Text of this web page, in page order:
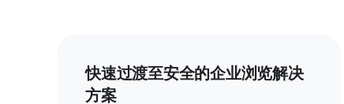
快速过渡至安全的企业浏览解决
方案